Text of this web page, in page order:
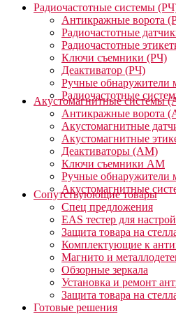
Радиочастотные системы
Антикражные ворота
Радиочастотные
Радиочастотные
Ключи съемники (РЧ)
Деактиватор (РЧ)
Ручные обнаружители
Радиочастотные
Акустомагнитные системы
Антикражные ворота
Акустомагнитные
Акустомагнитные
Деактиваторы (АМ)
Ключи съемники АМ
Ручные обнаружители
Акустомагнитные
Сопутствуюющие товары
Спец предложения
EAS тестер для
Защита товара на
Комплектующие к
Магнито и
Обзорные зеркала
Установка и ремонт
Защита товара на
Готовые решения